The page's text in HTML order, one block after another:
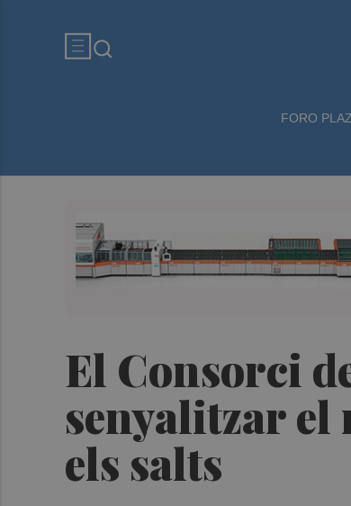
FORO
El Consorci
senyalitzar el
els salts